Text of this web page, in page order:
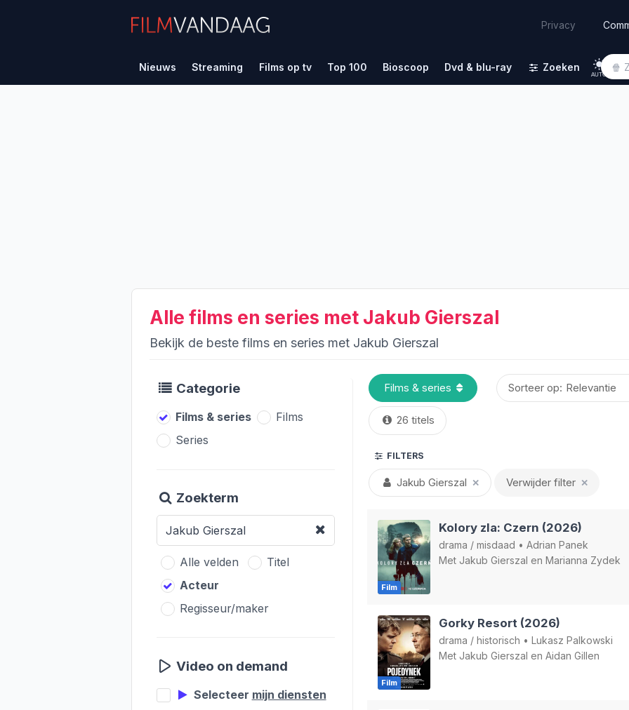
Privacy
Nieuws Streaming Films op tv Top 100 Bioscoop Dvd & blu-ray Zoeken
AUTO
Alle films en series met Jakub Gierszal
Bekijk de beste films en series met Jakub Gierszal
Categorie
Films & series
Films
Series
Zoekterm
Alle velden
Titel
Acteur
Regisseur/maker
Video on demand
Selecteer mijn diensten
26 titels
Sorteer op:
FILTERS
Jakub Gierszal ✕ Verwijder filter ✕
Film
Kolory zla: Czern (2026)
drama / misdaad • Adrian Panek
Met Jakub Gierszal en Marianna Zydek
Film
Gorky Resort (2026)
drama / historisch • Lukasz Palkowski
Met Jakub Gierszal en Aidan Gillen